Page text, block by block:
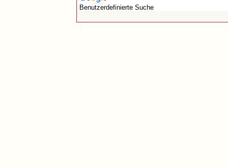
Benutzerdefinierte Suche